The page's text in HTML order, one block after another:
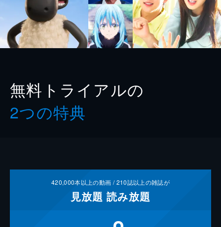
無料トライアルの
2つの特典
420,000本以上の動画 /210誌以上の雑誌が
見放題 読み放題